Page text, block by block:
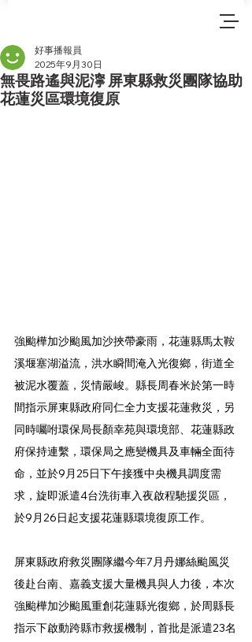
無畏路遙與泥濘 屏東縣救災團隊協助
花蓮災區環境復原
好事播報員
2025年9月30日
強颱樺加沙颱風加沙挾帶豪雨，花蓮縣馬太鞍
溪堰塞湖溢流，洪水瞬間淹入光復鄉，街道全
被泥水覆蓋，災情嚴峻。縣長周春米於第一時
間指示屏東縣政府同仁全力支援花蓮救災，另
同時囑咐環保局長顏幸苑與環境部、花蓮縣政
府保持連繫，環保局之應變機具及車輛全面待
命，並於9月25日下午接獲中央機具調度需
求，旋即派遣4台洗街車入夜啟程馳援災區，
於9月26日起支援花蓮縣環境復原工作。
屏東縣政府救災團隊繼今年7月丹娜絲颱風災
後赴台南、嘉義支援大量機具與人力後，本次
強颱樺加沙颱風重創花蓮縣光復鄉，於周縣長
指示下啟動跨縣市救援機制，首批是派遣23名